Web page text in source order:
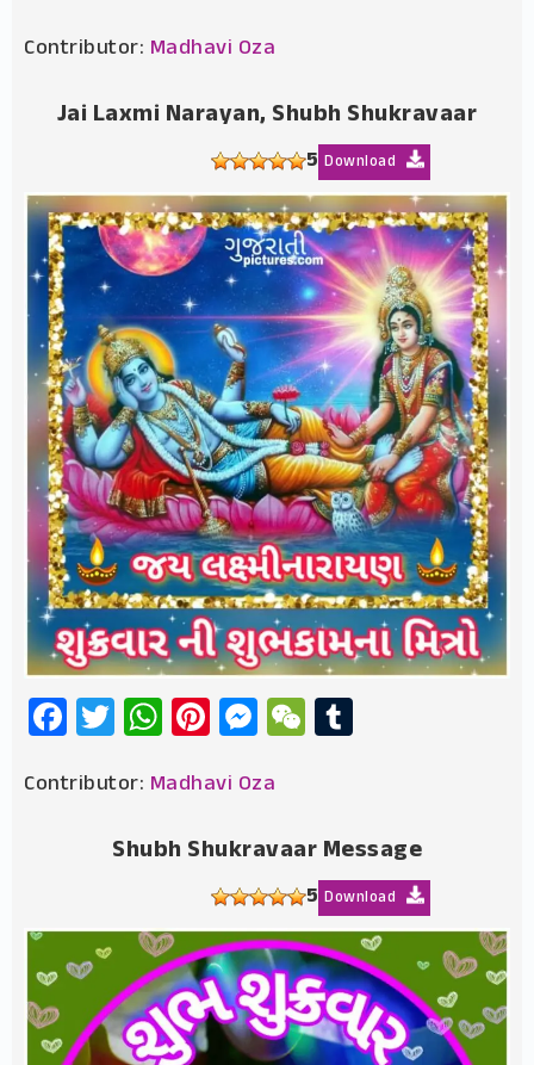
Contributor: Madhavi Oza
Jai Laxmi Narayan, Shubh Shukravaar
5 Download
Facebook
Twitter
WhatsApp
Pinterest
Messenger
WeChat
Contributor: Madhavi Oza
Shubh Shukravaar Message
5 Download